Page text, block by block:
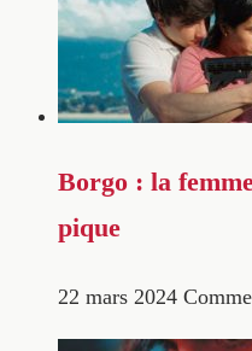
Borgo : la
pique
22 mars 2024